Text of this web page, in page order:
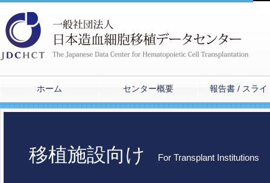
ホーム センター概要 報告書 / スライ
移植施設向け For Transplant Institutions